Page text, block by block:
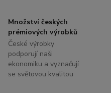
Množství českých
prémiových výrobků
České výrobky
podporují naši
ekonomiku a vyznačují
se světovou kvalitou